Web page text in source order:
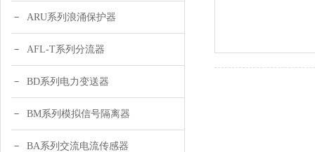
ARU系列浪涌保护器
AFL-T系列分流器
BD系列电力变送器
BM系列模拟信号隔离器
BA系列交流电流传感器